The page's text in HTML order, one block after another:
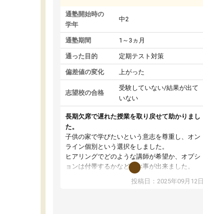
通塾開始時の
学年
中2
通塾期間 1～3ヵ月
通った目的 定期テスト対策
偏差値の変化 上がった
志望校の合格
受験していない/結果が出て
いない
長期欠席で遅れた授業を取り戻せて助かりまし
た。
子供の家で学びたいという意志を尊重し、オン
ライン個別という選択をしました。
ヒアリングでどのような講師が希望か、オプシ
ョンは付帯するかなど選ぶ事が出来ました。
講師とのマッチング後講師との初回ミーティン
グを行い、その講師で良いか他の講師を希望す
投稿日：2025年09月12日